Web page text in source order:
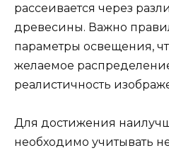
рассеивается через
древесины. Важно
параметры освещения,
желаемое
реалистичность
Для достижения
необходимо учитывать